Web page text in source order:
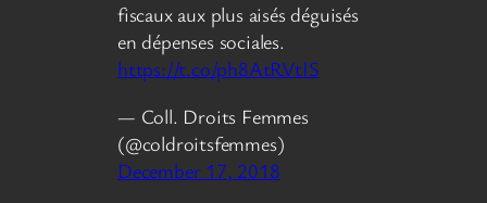
fiscaux aux plus aisés déguisés
en dépenses sociales.
https://t.co/ph8AtRVtIS
— Coll. Droits Femmes
(@coldroitsfemmes)
December 17, 2018